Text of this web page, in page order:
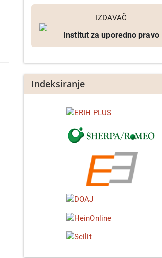
IZDAVAČ
Institut za uporedno pravo
Indeksiranje